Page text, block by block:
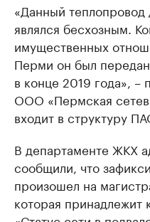
«Данный теплопровод
являлся бесхозным.
имущественных
Перми он был
в конце 2019 года», –
ООО «Пермская
входит в структуру
В департаменте ЖКХ
сообщили, что
произошел на
которая принадлежит